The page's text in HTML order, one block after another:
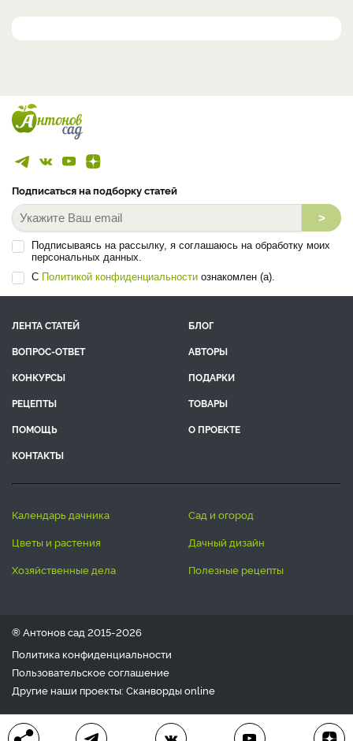
Подписаться на подборку статей
>
Подписываясь на рассылку, я соглашаюсь на обработку моих
персональных данных.
С Политикой конфиденциальности ознакомлен (а).
ЛЕНТА СТАТЕЙ
БЛОГ
ВОПРОС-ОТВЕТ
АВТОРЫ
КОНКУРСЫ
ПОДАРКИ
РЕЦЕПТЫ
ТОВАРЫ
ПОМОЩЬ
О ПРОЕКТЕ
КОНТАКТЫ
календарь дачника
сад и огород
цветы и растения
дачный дизайн
хозяйственные дела
полезные рецепты
® Антонов сад 2015-2026
Политика конфиденциальности
Пользовательское соглашение
Другие наши проекты: Сканвордыonline
Любое использование материала допускается только с
письменного согласия редакции